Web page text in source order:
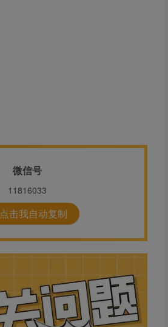
微信号
11816033
点击我自动复制